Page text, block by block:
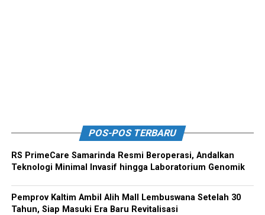
POS-POS TERBARU
RS PrimeCare Samarinda Resmi Beroperasi, Andalkan
Teknologi Minimal Invasif hingga Laboratorium Genomik
Pemprov Kaltim Ambil Alih Mall Lembuswana Setelah 30
Tahun, Siap Masuki Era Baru Revitalisasi